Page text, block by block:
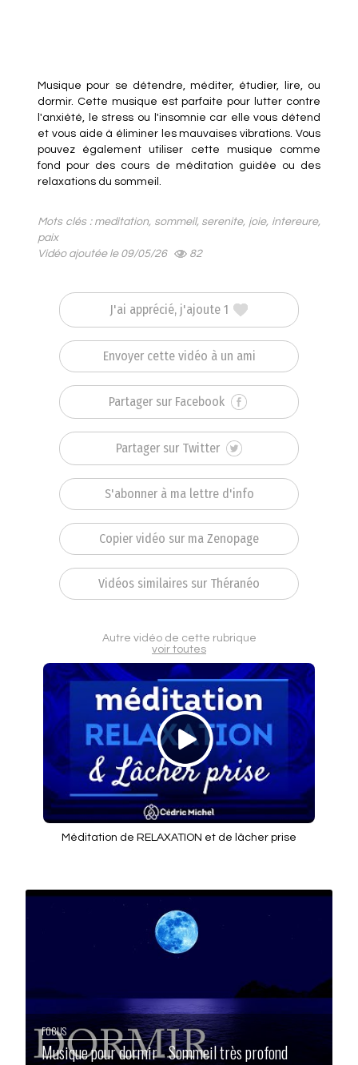
Musique pour se détendre, méditer, étudier, lire, ou
dormir. Cette musique est parfaite pour lutter contre
l'anxiété, le stress ou l'insomnie car elle vous détend
et vous aide à éliminer les mauvaises vibrations. Vous
pouvez également utiliser cette musique comme
fond pour des cours de méditation guidée ou des
relaxations du sommeil.
Mots clés : meditation, sommeil, serenite, joie, intereure,
paix
Vidéo ajoutée le 09/05/26
82
J'ai apprécié, j'ajoute 1
Envoyer cette vidéo à un ami
Partager sur Facebook
Partager sur Twitter
S'abonner à ma lettre d'info
Copier vidéo sur ma Zenopage
Vidéos similaires sur Théranéo
Autre vidéo de cette rubrique
voir toutes
Méditation de RELAXATION et de lâcher prise
FOCUS
Musique pour dormir - Sommeil très profond